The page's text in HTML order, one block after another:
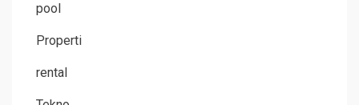
pool
Properti
rental